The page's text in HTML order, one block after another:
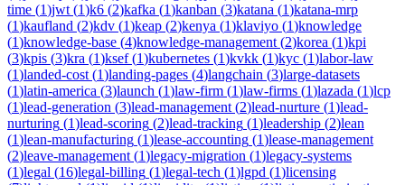
time (1)jwt (1)k6 (2)kafka (1)kanban (3)katana (1)katana-mrp
(1)kaufland (2)kdv (1)keap (2)kenya (1)klaviyo (1)knowledge
(1)knowledge-base (4)knowledge-management (2)korea (1)kpi
(3)kpis (3)kra (1)ksef(1)kubernetes (1)kvkk (1)kyc (1)labor-law
(1)landed-cost (1)landing-pages (4)langchain (3)large-datasets
(1)latin-america (3)launch (1)law-firm (1)law-firms (1)lazada (1)lcp
(1)lead-generation (3)lead-management (2)lead-nurture (1)lead-
nurturing (1)lead-scoring (2)lead-tracking (1)leadership (2)lean
(1)lean-manufacturing (1)lease-accounting (1)lease-management
(2)leave-management (1)legacy-migration (1)legacy-systems
(1)legal (16)legal-billing (1)legal-tech (1)lgpd (1)licensing